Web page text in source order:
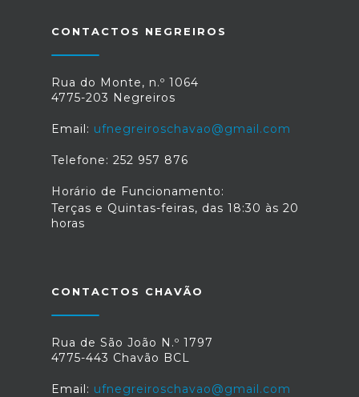
CONTACTOS NEGREIROS
Rua do Monte, n.º 1064
4775-203 Negreiros
Email: ufnegreiroschavao@gmail.com
Telefone: 252 957 876
Horário de Funcionamento:
Terças e Quintas-feiras, das 18:30 às 20
horas
CONTACTOS CHAVÃO
Rua de São João N.º 1797
4775-443 Chavão BCL
Email: ufnegreiroschavao@gmail.com